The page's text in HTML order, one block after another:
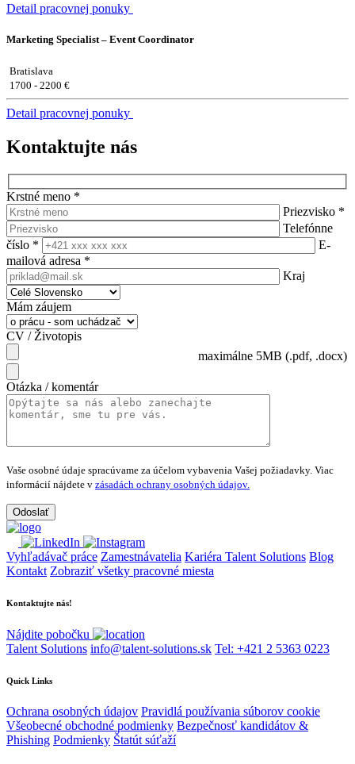
Detail pracovnej ponuky
Marketing Specialist – Event Coordinator
Bratislava
1700 - 2200 €
Detail pracovnej ponuky
Kontaktujte nás
Krstné meno *
Priezvisko *
Telefónne
číslo *
E-
mailová adresa *
Kraj
Mám záujem
CV / Životopis
maximálne 5MB (.pdf, .docx)
Otázka / komentár
Vaše osobné údaje spracúvame za účelom vybavenia Vašej požiadavky. Viac
informácií nájdete v zásadách ochrany osobných údajov.
Vyhľadávač práce Zamestnávatelia Kariéra Talent Solutions Blog
Kontakt Zobraziť všetky pracovné miesta
Kontaktujte nás!
Nájdite pobočku
Talent Solutions info@talent-solutions.sk Tel: +421 2 5363 0223
Quick Links
Ochrana osobných údajov Pravidlá používania súborov cookie
Všeobecné obchodné podmienky Bezpečnosť kandidátov &
Phishing Podmienky Štatút súťaží